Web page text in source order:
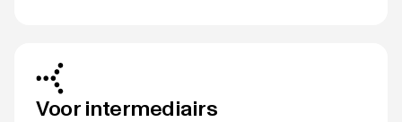
Voor intermediairs